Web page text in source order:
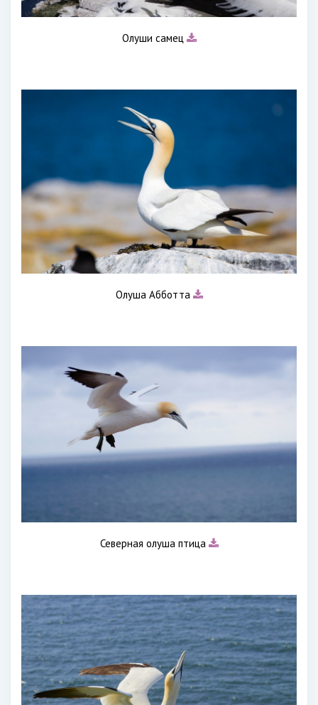
Олуши самец
Олуша Абботта
Северная олуша птица